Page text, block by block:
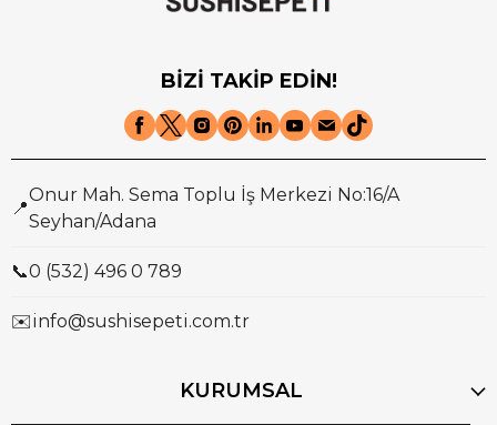
BİZİ TAKİP EDİN!
📍
Onur Mah. Sema Toplu İş Merkezi No:16/A
Seyhan/Adana
📞0 (532) 496 0 789
✉️info@sushisepeti.com.tr
KURUMSAL